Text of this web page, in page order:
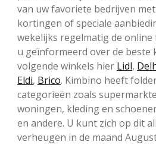
van uw favoriete bedrijven
kortingen of speciale
wekelijks regelmatig de
u geïnformeerd over de beste
volgende winkels hier Lidl,
Eldi, Brico. Kimbino heeft
categorieën zoals
woningen, kleding en
en andere. U kunt zich op dit
verheugen in de maand